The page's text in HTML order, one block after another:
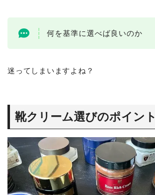
何を基準に選べば良いのか
迷ってしまいますよね？
靴クリーム選びのポイント